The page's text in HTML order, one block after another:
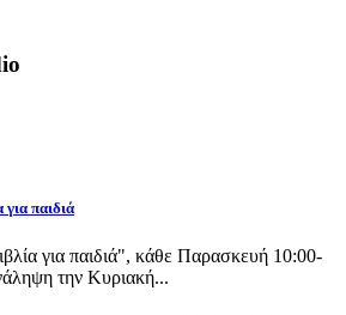
παιδιά
για παιδιά", κάθε Παρασκευή 10:00-
την Κυριακή...